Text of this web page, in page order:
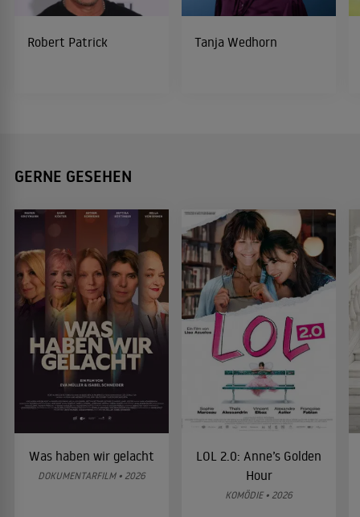
Robert Patrick Tanja Wedhorn
GERNE GESEHEN
Was haben wir gelacht
DOKUMENTARFILM • 2026
LOL 2.0: Anne’s Golden
Hour
KOMÖDIE • 2026